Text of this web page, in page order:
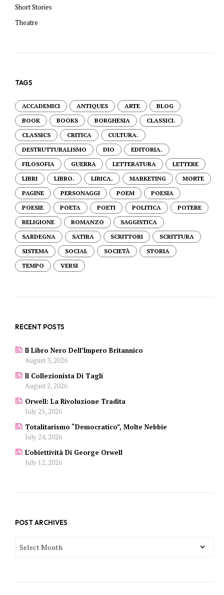
Short Stories
Theatre
TAGS
ACCADEMICI ANTIQUES ARTE
BLOG
BOOK
BOOKS BORGHESIA
CLASSICI.
CLASSICS
CRITICA
CULTURA.
DESTRUTTURALISMO
DIO
EDITORIA.
FILOSOFIA
GUERRA LETTERATURA
LETTERE
LIBRI
LIBRO. LIRICA. MARKETING
MORTE
PAGINE
PERSONAGGI POEM
POESIA
POESIE
POETA POETI POLITICA
POTERE
RELIGIONE
ROMANZO
SAGGISTICA
SARDEGNA
SATIRA SCRITTORI
SCRITTURA
SISTEMA
SOCIAL SOCIETÀ
STORIA
TEMPO
VERSI
RECENT POSTS
Il Libro Nero Dell’Impero Britannico
August 3, 2026
Il Collezionista Di Tagli
August 2, 2026
Orwell: La Rivoluzione Tradita
July 25, 2026
Totalitarismo “democratico”, Molte Nebbie
July 24, 2026
L’obiettività Di George Orwell
July 12, 2026
POST ARCHIVES